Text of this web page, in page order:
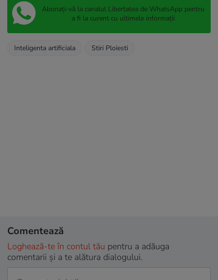
Abonați-vă la canalul Libertatea de WhatsApp pentru
a fi la curent cu ultimele informații
Inteligenta artificiala Stiri Ploiesti
Comentează
Loghează-te în contul tău pentru a adăuga
comentarii și a te alătura dialogului.